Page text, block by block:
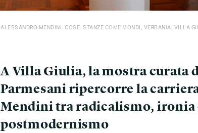
ALESSANDRO MENDINI. COSE. STANZE COME MONDI, VERBANIA, VILLA
A Villa Giulia, la mostra curata
Parmesani ripercorre la
Mendini tra radicalismo, ironia
postmodernismo